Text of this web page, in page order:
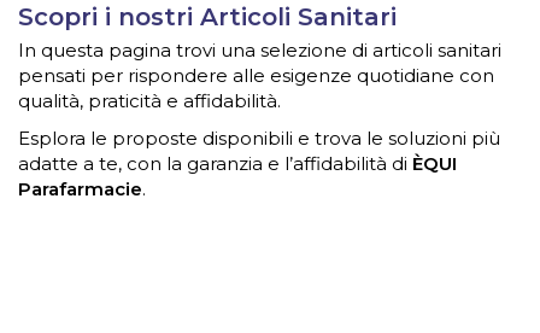
Scopri i nostri Articoli Sanitari
In questa pagina trovi una selezione di articoli sanitari
pensati per rispondere alle esigenze quotidiane con
qualità, praticità e affidabilità.
Esplora le proposte disponibili e trova le soluzioni più
adatte a te, con la garanzia e l’affidabilità di ÈQUI
Parafarmacie.